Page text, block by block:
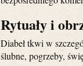
Rytuały i
Diabeł tkwi w
ślubne, pogrzeby,